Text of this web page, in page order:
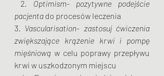
2. Optimism- pozytywne podejście
pacjenta do procesów leczenia
3. Vascularisation- zastosuj ćwiczenia
zwiększające krążenie krwi i pompę
mięśniową w celu poprawy przepływu
krwi w uszkodzonym miejscu